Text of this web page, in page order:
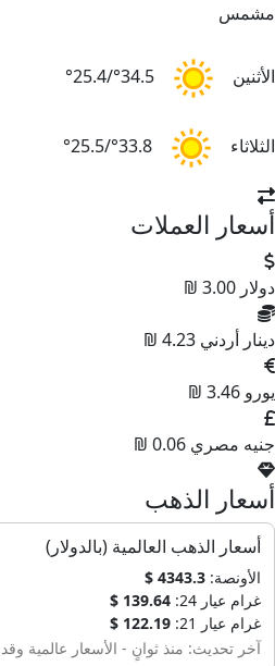
مشمس
الأثنين 34.5°/25.4°
الثلاثاء 33.8°/25.5°
أسعار العملات
دولار 3.00 ₪
دينار أردني 4.23 ₪
يورو 3.46 ₪
جنيه مصري 0.06 ₪
أسعار الذهب
أسعار الذهب العالمية (بالدولار)
الأونصة: 4343.3 $
غرام عيار 24:
139.64 $
غرام عيار 21:
122.19 $
آخر تحديث: منذ ثوانٍ - الأسعار عالمية